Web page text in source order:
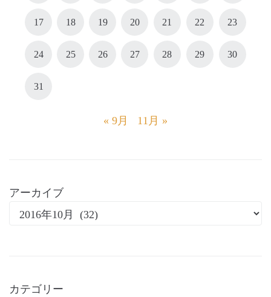
17 18 19 20 21 22 23
24 25 26 27 28 29 30
31
« 9月 11月 »
アーカイブ
カテゴリー